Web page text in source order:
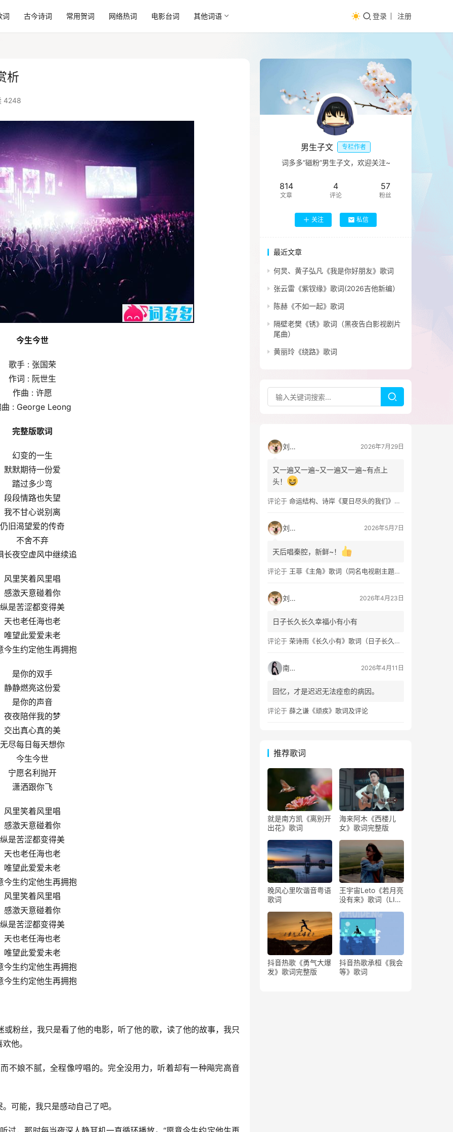
词 古今诗词 常用贺词 网络热词 电影台词 其他词语 登录 注册
析
4248
今生今世
歌手 : 张国荣
作词 : 阮世生
作曲 : 许愿
曲 : George Leong
完整版歌词
幻变的一生
默默期待一份爱
踏过多少弯
段段情路也失望
我不甘心说别离
仍旧渴望爱的传奇
不舍不弃
长夜空虚风中继续追
风里笑着风里唱
感激天意碰着你
纵是苦涩都变得美
天也老任海也老
唯望此爱爱未老
今生约定他生再拥抱
是你的双手
静静燃亮这份爱
是你的声音
夜夜陪伴我的梦
交出真心真的美
无尽每日每天想你
今生今世
宁愿名利抛开
潇洒跟你飞
风里笑着风里唱
感激天意碰着你
纵是苦涩都变得美
天也老任海也老
唯望此爱爱未老
今生约定他生再拥抱
风里笑着风里唱
感激天意碰着你
纵是苦涩都变得美
天也老任海也老
唯望此爱爱未老
今生约定他生再拥抱
今生约定他生再拥抱
粉丝，我只是看了他的电影，听了他的歌，读了他的故事，我只
他。
不娘不腻，全程像哼唱的。完全没用力，听着却有一种飚完高音
可能，我只是感动自己了吧。
男生子文 专栏作者
词多多“磁粉”男生子文，欢迎关注~
814
文章
4
评论
57
粉丝
关注 私信
最近文章
何炅、黄子弘凡《我是你好朋友》歌词
张云雷《紫钗缘》歌词(2026吉他新编）
陈赫《不如一起》歌词
隔壁老樊《锈》歌词（黑夜告白影视剧片
尾曲）
黄丽玲《绕路》歌词
刘看山 2026年7月29日
又一遍又一遍~又一遍又一遍~有点上
头！
评论于 命运结构、诗岸《夏日尽头的我们》歌词及钢琴谱免费获取
刘看山 2026年5月7日
天后唱秦腔，新鲜~！
评论于 王菲《主角》歌词（同名电视剧主题曲）
刘看山 2026年4月23日
日子长久长久幸福小有小有
评论于 荣诗雨《长久小有》歌词（日子长久幸福小有）
南穑 2026年4月11日
回忆，才是迟迟无法痊愈的病因。
评论于 薛之谦《顽疾》歌词及评论
推荐歌词
就是南方凯《离别开
出花》歌词
海来阿木《西楼儿
女》歌词完整版
晚风心里吹谐音粤语
歌词
王宇宙Leto《若月亮
没有来》歌词（LIVE
抖音热歌《勇气大爆
发》歌词完整版
抖音热歌承桓《我会
等》歌词